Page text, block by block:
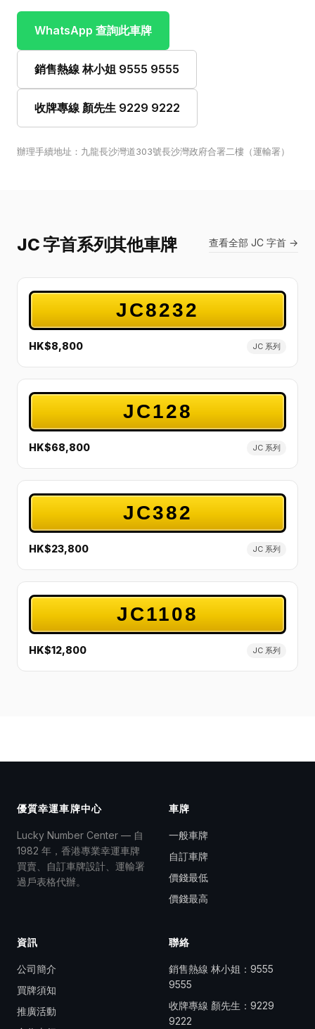
WhatsApp 查詢此車牌
銷售熱線 林小姐 9555 9555
收牌專線 顏先生 9229 9222
辦理手續地址：九龍長沙灣道303號長沙灣政府合署二樓（運輸署）
JC 字首系列其他車牌 查看全部 JC 字首 →
JC8232
HK$8,800 JC 系列
JC128
HK$68,800 JC 系列
JC382
HK$23,800 JC 系列
JC1108
HK$12,800 JC 系列
優質幸運車牌中心
Lucky Number Center — 自
1982 年，香港專業幸運車牌
買賣、自訂車牌設計、運輸署
過戶表格代辦。
車牌
一般車牌
自訂車牌
價錢最低
價錢最高
資訊
公司簡介
買牌須知
推廣活動
聯絡
銷售熱線 林小姐： 9555
9555
收牌專線 顏先生： 9229
9222